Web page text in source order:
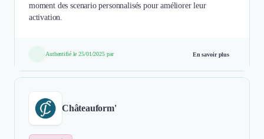
moment des scenario personnalisés pour améliorer leur
activation.
Authentifié le 25/01/2025 par En savoir plus
Châteauform'​